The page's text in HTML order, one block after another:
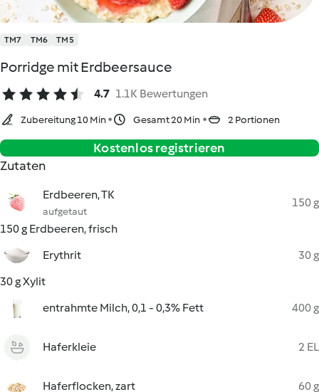
TM7 TM6 TM5
Porridge mit Erdbeersauce
4.7 1.1K Bewertungen
Zubereitung 10 Min Gesamt 20 Min 2 Portionen
Kostenlos registrieren
Zutaten
Erdbeeren, TK
aufgetaut
150 g
150 g Erdbeeren, frisch
Erythrit
30 g
30 g Xylit
entrahmte Milch, 0,1 - 0,3% Fett
400 g
Haferkleie 2 EL
Haferflocken, zart 60 g